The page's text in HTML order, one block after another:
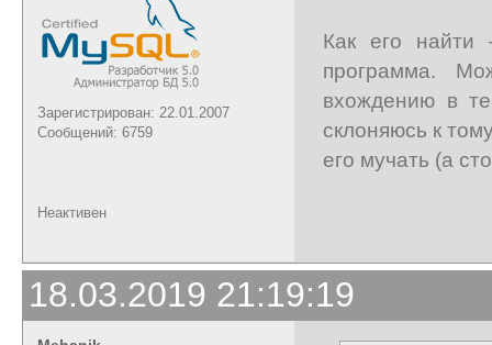
Зарегистрирован: 22.01.2007
Сообщений: 6759
Как его
программа.
вхождению в
склоняюсь к
его мучать (а
Неактивен
18.03.2019 21:19:19